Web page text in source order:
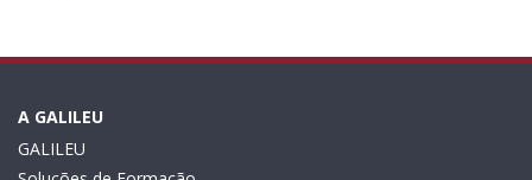
A GALILEU
GALILEU